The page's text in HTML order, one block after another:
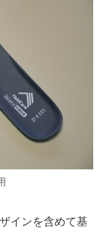
インを含めて基